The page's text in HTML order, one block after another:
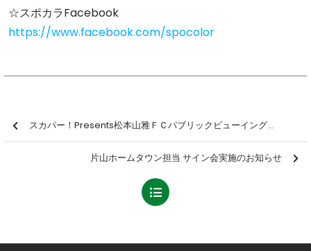
☆スポカラFacebook
https://www.facebook.com/spocolor
スカパー！Presents松本山雅ＦＣパブリックビューイング実施のお知らせ
片山ホームタウン担当 サイン会実施のお知らせ